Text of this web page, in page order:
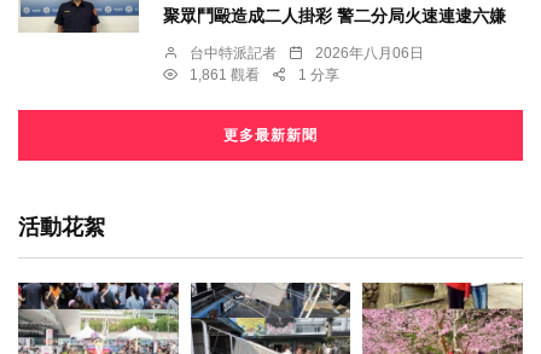
聚眾鬥毆造成二人掛彩 警二分局火速連逮六嫌
台中特派記者
2026年八月06日
1,861 觀看
1 分享
更多最新新聞
活動花絮